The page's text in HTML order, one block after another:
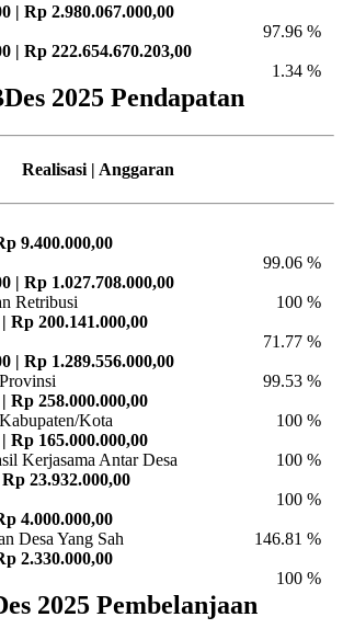
| Rp 2.980.067.000,00
97.96 %
| Rp 222.654.670.203,00
1.34 %
2025 Pendapatan
Realisasi | Anggaran
9.400.000,00
99.06 %
| Rp 1.027.708.000,00
100 %
Retribusi
Rp 200.141.000,00
71.77 %
| Rp 1.289.556.000,00
99.53 %
Rp 258.000.000,00
100 %
Kota
Rp 165.000.000,00
100 %
Kerjasama Antar Desa
23.932.000,00
100 %
4.000.000,00
146.81 %
Desa Yang Sah
2.330.000,00
100 %
2025 Pembelanjaan